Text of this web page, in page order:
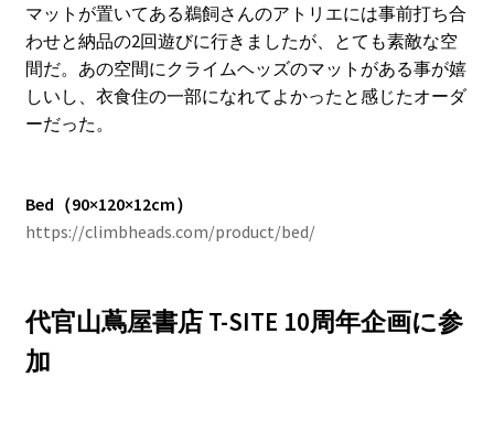
マットが置いてある鵜飼さんのアトリエには事前打ち合
わせと納品の2回遊びに行きましたが、とても素敵な空
間だ。あの空間にクライムヘッズのマットがある事が嬉
しいし、衣食住の一部になれてよかったと感じたオーダ
ーだった。
Bed（90×120×12cm）
https://climbheads.com/product/bed/
代官山蔦屋書店 T-SITE 10周年企画に参
加